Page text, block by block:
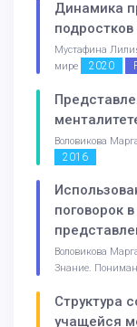
Динамика
подростков
Мустафина
мире
2020
Воловикова
2016
поговорок
Воловикова
Знание.
Структура
учащейся